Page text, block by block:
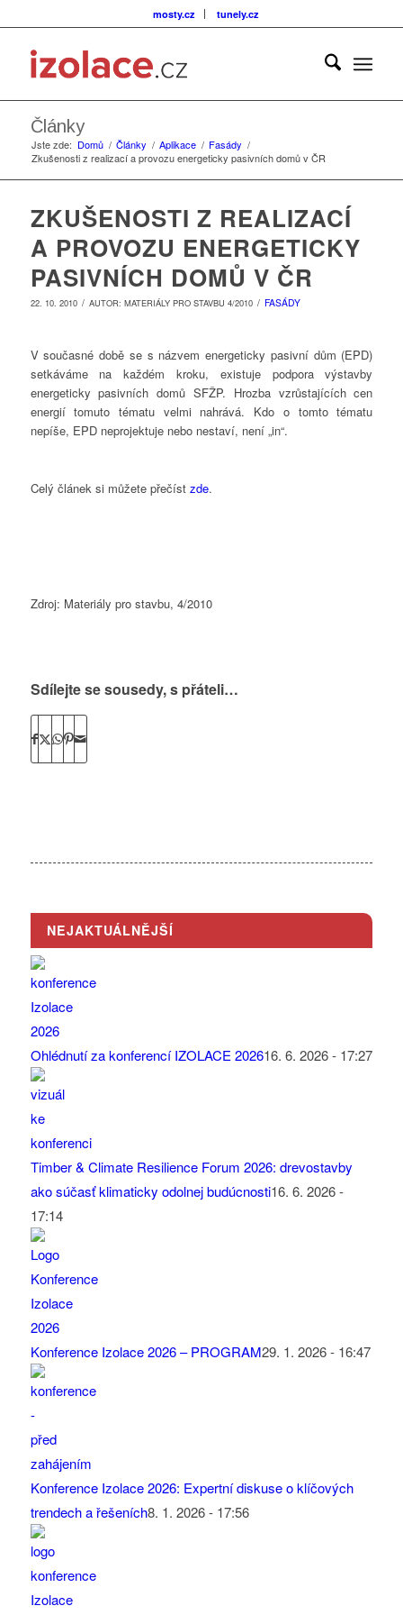
mosty.cz tunely.cz
Články
Jste zde: Domů / Články / Aplikace / Fasády /
Zkušenosti z realizací a provozu energeticky pasivních domů v ČR
ZKUŠENOSTI Z REALIZACÍ
A PROVOZU ENERGETICKY
PASIVNÍCH DOMŮ V ČR
22. 10. 2010 / AUTOR: MATERIÁLY PRO STAVBU 4/2010 / FASÁDY
V současné době se s názvem energeticky pasivní dům (EPD)
setkáváme na každém kroku, existuje podpora výstavby
energeticky pasivních domů SFŽP. Hrozba vzrůstajících cen
energií tomuto tématu velmi nahrává. Kdo o tomto tématu
nepíše, EPD neprojektuje nebo nestaví, není „in“.
Celý článek si můžete přečíst zde.
Zdroj: Materiály pro stavbu, 4/2010
Sdílejte se sousedy, s přáteli…
NEJAKTUÁLNĚJŠÍ
Ohlédnutí za konferencí IZOLACE 202616. 6. 2026 - 17:27
Timber & Climate Resilience Forum 2026: drevostavby
ako súčasť klimaticky odolnej budúcnosti16. 6. 2026 -
17:14
Konference Izolace 2026 – PROGRAM29. 1. 2026 - 16:47
Konference Izolace 2026: Expertní diskuse o klíčových
trendech a řešeních8. 1. 2026 - 17:56